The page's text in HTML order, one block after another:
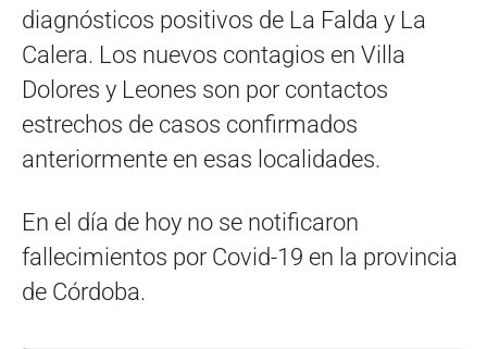
diagnósticos positivos de La Falda y La
Calera. Los nuevos contagios en Villa
Dolores y Leones son por contactos
estrechos de casos confirmados
anteriormente en esas localidades.
En el día de hoy no se notificaron
fallecimientos por Covid-19 en la provincia
de Córdoba.